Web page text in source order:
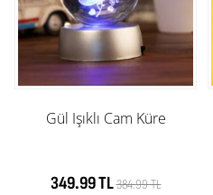
Gül Işıklı Cam Küre
349.99 TL384.99 TL